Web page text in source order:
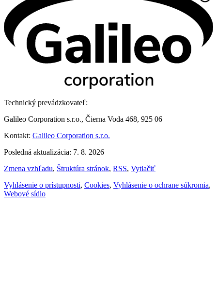
Technický prevádzkovateľ:
Galileo Corporation s.r.o., Čierna Voda 468, 925 06
Kontakt: Galileo Corporation s.r.o.
Posledná aktualizácia: 7. 8. 2026
Zmena vzhľadu, Štruktúra stránok, RSS, Vytlačiť
Vyhlásenie o prístupnosti, Cookies, Vyhlásenie o ochrane súkromia,
Webové sídlo